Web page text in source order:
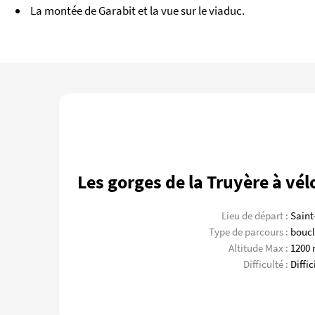
La montée de Garabit et la vue sur le viaduc.
Les gorges de la Truyère à
Lieu de départ :
Type de parcours :
Altitude Max : 1200
Difficulté :